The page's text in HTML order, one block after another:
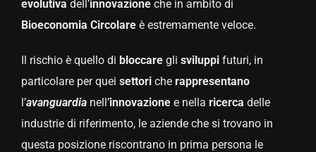
evolutiva dell’innovazioneche in ambito di
Bioeconomia Circolareè estremamente veloce.
Il rischio è quello di bloccaregli sviluppifuturi, in
particolare per quei settoriche rappresentano
l’avanguardianell’innovazionee nella ricerca delle
industrie di riferimento, le aziende che si trovano in
questa posizione riscontrano in prima persona le